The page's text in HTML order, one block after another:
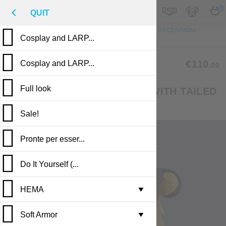
M
PUBBLICAZIONI
QUIT
Cosplay and LARP...
Cosplay and LARP...
Full look
Sale!
Pronte per esser...
Leather armor i...
Brigandine armo...
Do It Yourself (...
HEMA ▼
Gambesons
Soft Armor ▼
CL-18
MEDIEVAL TWISTED TORSE WITH TAILED
MANTLE